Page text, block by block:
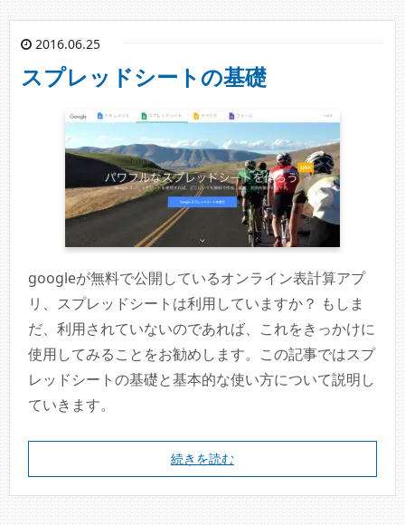
2016.06.25
スプレッドシートの基礎
googleが無料で公開しているオンライン表計算アプ
リ、スプレッドシートは利用していますか？ もしま
だ、利用されていないのであれば、これをきっかけに
使用してみることをお勧めします。この記事ではスプ
レッドシートの基礎と基本的な使い方について説明し
ていきます。
続きを読む